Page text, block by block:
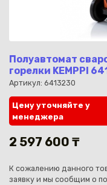
Полуавтомат
горелки KEMPPI
Артикул: 6413230
Цену уточняйте у
менеджера
2 597 600 ₸
К сожалению данного
заявку и мы сообщим о